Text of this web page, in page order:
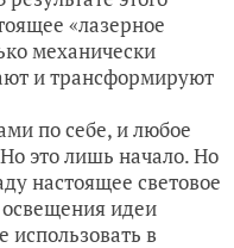
«лазерное
механически
и трансформируют
по себе, и любое
это лишь начало. Но
настоящее световое
идеи
в